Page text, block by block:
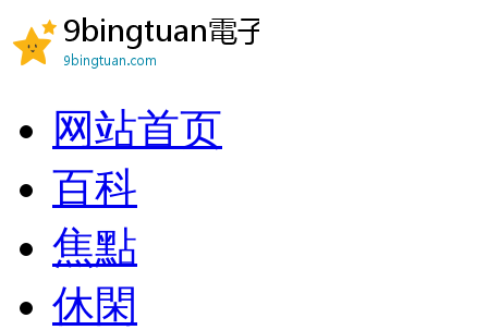
网站首页
百科
焦點
休閑